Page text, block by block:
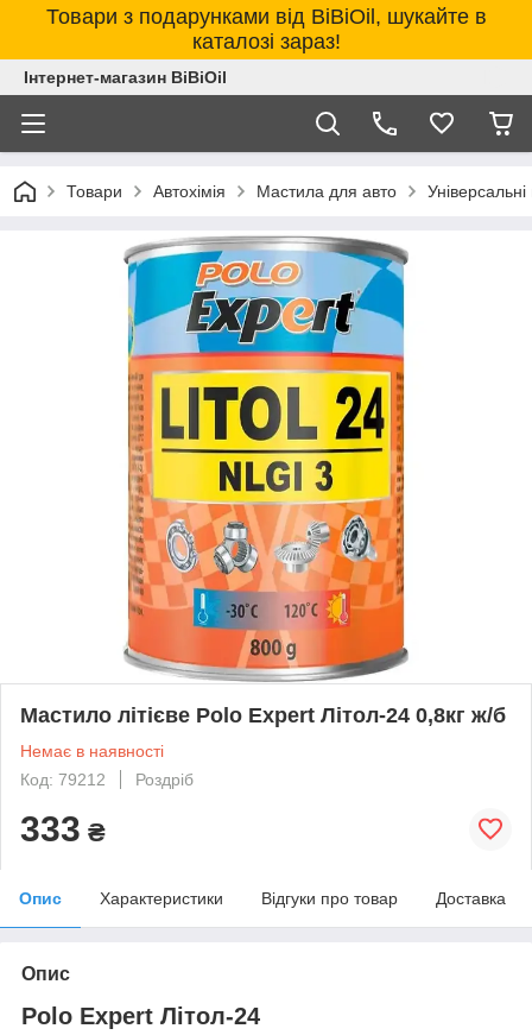
Товари з подарунками від BiBiOil, шукайте в
каталозі зараз!
Інтернет-магазин BiBiOil
Товари Автохімія Мастила для авто
Мастило літієве Polo Expert Літол-24 0,8кг ж/б
Немає в наявності
Код: 79212
Роздріб
333 ₴
Опис Характеристики Відгуки про товар Доставка
Опис
Polo Expert Літол-24